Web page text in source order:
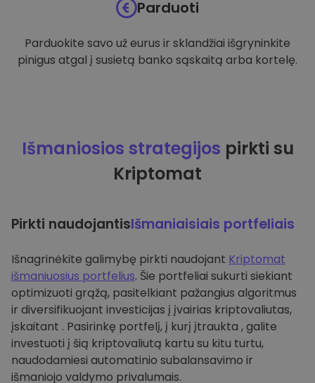
Parduoti
Parduokite savo už eurus ir sklandžiai išgryninkite
pinigus atgal į susietą banko sąskaitą arba kortelę.
Išmaniosios strategijos pirkti su
Kriptomat
Pirkti naudojantisIšmaniaisiais portfeliais
Išnagrinėkite galimybę pirkti naudojant Kriptomat
išmaniuosius portfelius. Šie portfeliai sukurti siekiant
optimizuoti grąžą, pasitelkiant pažangius algoritmus
ir diversifikuojant investicijas į įvairias kriptovaliutas,
įskaitant . Pasirinkę portfelį, į kurį įtraukta , galite
investuoti į šią kriptovaliutą kartu su kitu turtu,
naudodamiesi automatinio subalansavimo ir
išmaniojo valdymo privalumais.